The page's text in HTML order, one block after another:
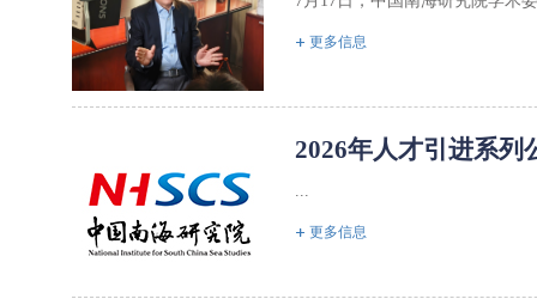
更多信息
2026年人才引进系列
...
更多信息